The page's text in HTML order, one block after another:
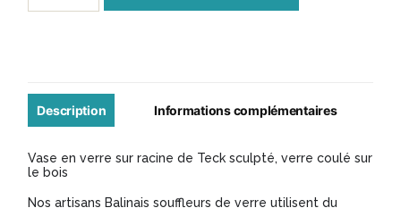
en
coulé
Description Informations complémentaires
Vase en verre sur racine de Teck sculpté, verre coulé sur
le bois
Nos artisans Balinais souffleurs de verre utilisent du